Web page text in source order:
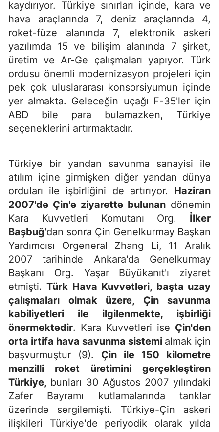
kaydırıyor. Türkiye sınırları içinde, kara ve
hava araçlarında 7, deniz araçlarında 4,
roket-füze alanında 7, elektronik askeri
yazılımda 15 ve bilişim alanında 7 şirket,
üretim ve Ar-Ge çalışmaları yapıyor. Türk
ordusu önemli modernizasyon projeleri için
pek çok uluslararası konsorsiyumun içinde
yer almakta. Geleceğin uçağı F-35'ler için
ABD bile para bulamazken, Türkiye
seçeneklerini artırmaktadır.
Türkiye bir yandan savunma sanayisi ile
atılım içine girmişken diğer yandan dünya
orduları ile işbirliğini de artırıyor. Haziran
2007'de Çin'e ziyarette bulunan dönemin
Kara Kuvvetleri Komutanı Org. İlker
Başbuğ'dan sonra Çin Genelkurmay Başkan
Yardımcısı Orgeneral Zhang Li, 11 Aralık
2007 tarihinde Ankara'da Genelkurmay
Başkanı Org. Yaşar Büyükanıt'ı ziyaret
etmişti.Türk Hava Kuvvetleri, başta uzay
çalışmaları olmak üzere, Çin savunma
kabiliyetleri ile ilgilenmekte, işbirliği
önermektedir. Kara Kuvvetleri ise Çin'den
orta irtifa hava savunma sistemi almak için
başvurmuştur (9). Çin ile 150 kilometre
menzilli roket üretimini gerçekleştiren
Türkiye, bunları 30 Ağustos 2007 yılındaki
Zafer Bayramı kutlamalarında tanklar
üzerinde sergilemişti. Türkiye-Çin askeri
ilişkileri Türkiye'de periyodik olarak yılda